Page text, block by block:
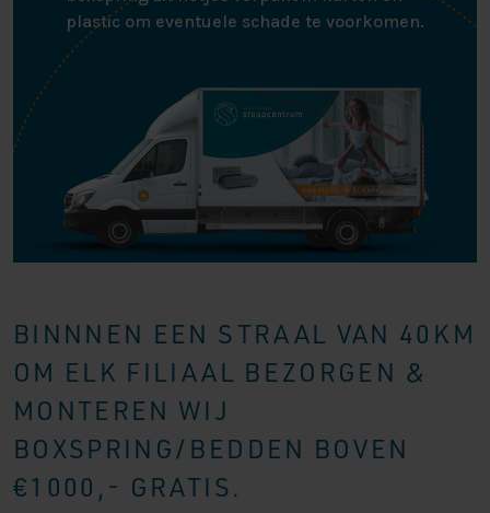
plastic om eventuele schade te voorkomen.
BINNNEN EEN STRAAL VAN 40KM
OM ELK FILIAAL BEZORGEN &
MONTEREN WIJ
BOXSPRING/BEDDEN BOVEN
€1000,- GRATIS.